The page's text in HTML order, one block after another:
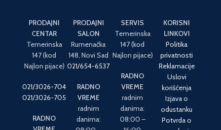
PRODAJNI
CENTAR
Temerinska
147 (kod
Najlon pijace)
021/3026-704
021/3026-705
RADNO
PRODAJNI
SALON
Rumenačka
148, Novi Sad
021/654-6537
RADNO
VREME
radnim
danima:
SERVIS
Temerinska
147 (kod
Najlon pijace)
RADNO
VREME
radnim
danima:
08:00 –
KORISNI
LINKOVI
Politika
privatnosti
Reklamacije
Uslovi
korišćenja
Izjava o
odustanku
Potvrda o